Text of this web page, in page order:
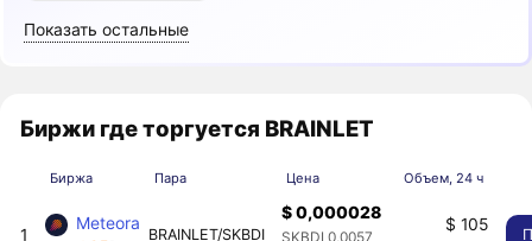
Показать остальные
Биржи где торгуется BRAINLET
Биржа Пара Цена Объем, 24 ч
1
Meteora
BRAINLET/SKBDI
$ 0,000028
SKBDI 0,0057
$ 105